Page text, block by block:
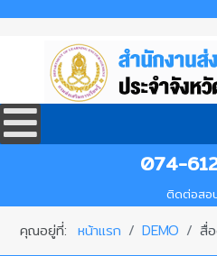
074-
ติดต่อสอ
คุณอยู่ที่:หน้าแรก DEMO สื่